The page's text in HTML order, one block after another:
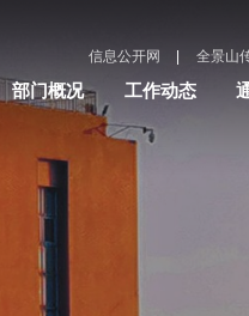
信息公开网 | 全景山
部门概况 工作动态